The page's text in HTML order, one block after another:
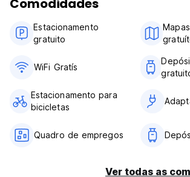
Comodidades
Estacionamento
gratuito
WiFi Gratís
Estacionamento para
bicicletas
Quadro de empregos
Ver todas as